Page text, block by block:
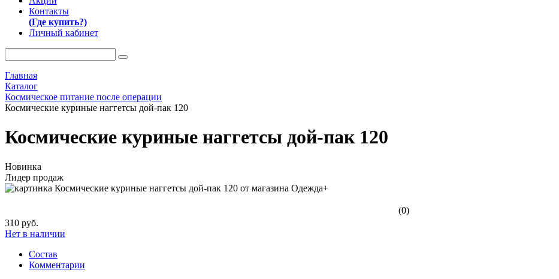
Контакты
(Где купить?)
Личный кабинет
Главная
Каталог
Космическое питание после операции
Космические куриные наггетсы дой-пак 120
Космические куриные наггетсы дой-пак 120
Новинка
Лидер продаж
(0)
310 руб.
Нет в наличии
Состав
Комментарии